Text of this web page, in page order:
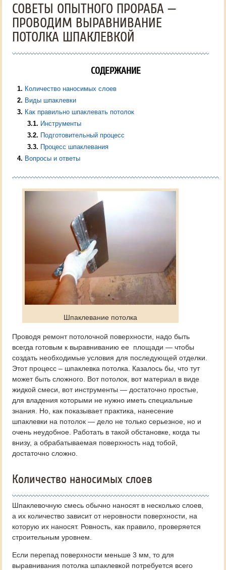
СОВЕТЫ ОПЫТНОГО ПРОРАБА —
ПРОВОДИМ ВЫРАВНИВАНИЕ
ПОТОЛКА ШПАКЛЕВКОЙ
СОДЕРЖАНИЕ
1
Количество наносимых слоев
2
Виды шпаклевки
3
Как правильно шпаклевать потолок
3.1
Инструменты
3.2
Подготовительный процесс
3.3
Процесс шпаклевания
4
Вопросы и ответы
Шпаклевание потолка
Проводя ремонт потолочной поверхности, надо быть
всегда готовым к выравниванию ее площади — чтобы
создать необходимые условия для последующей отделки.
Этот процесс – шпаклевка потолка. Казалось бы, что тут
может быть сложного. Вот потолок, вот материал в виде
жидкой смеси, вот инструменты — достаточно простые,
для владения которыми не нужно иметь специальные
знания. Но, как показывает практика, нанесение
шпаклевки на потолок — дело не только серьезное, но и
очень неудобное. Работать в такой обстановке, когда ты
внизу, а обрабатываемая поверхность над тобой,
достаточно сложно.
Количество наносимых слоев
Шпаклевочную смесь обычно наносят в несколько слоев,
а их количество зависит от неровности поверхности, на
которую их наносят. Ровность, как правило, проверяется
строительным уровнем.
Если перепад поверхности меньше 3 мм, то для
выравнивания потолка шпаклевкой потребуется всего